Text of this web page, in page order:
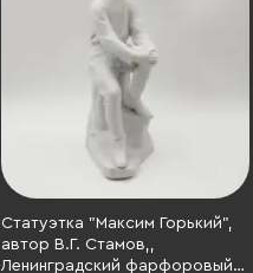
Статуэтка "Максим Горький",
автор В.Г. Стамов,,
Ленинградский фарфоровый